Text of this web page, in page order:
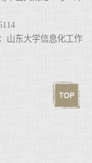
山东大学信息化工作